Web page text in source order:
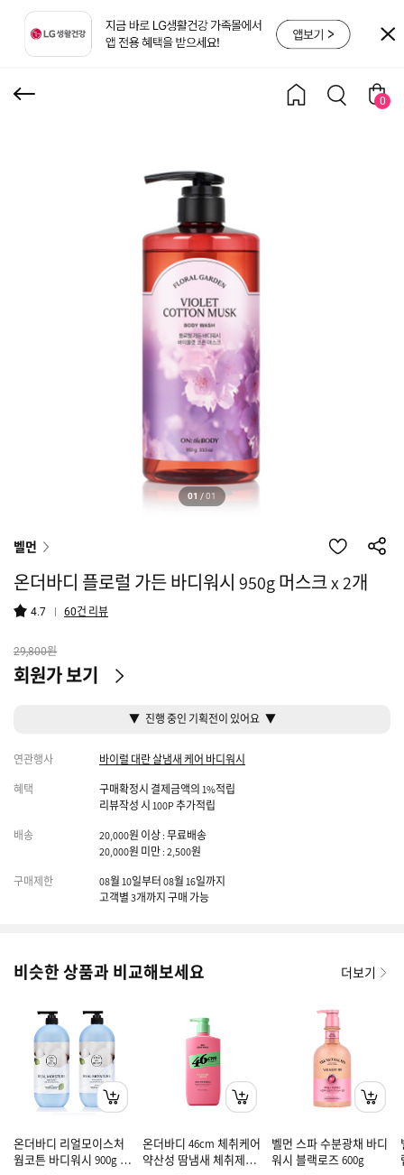
0
디워시 950g 머스크 x 2
01 /01
벨먼
온더바디 플로럴 가든 바디워시 950g 머스크 x 2개
4.7 60건 리뷰
29,800원
회원가 보기
▼ 진행 중인 기획전이 있어요 ▼
연관행사 바이럴 대란 살냄새 케어 바디워시
혜택
구매확정시 결제금액의 1%적립
리뷰작성 시 100P 추가적립
배송
20,000원 이상 : 무료배송
20,000원 미만 : 2,500원
구매제한
08월 10일부터 08월 16일까지
고객별 3개까지 구매 가능
비슷한 상품과 비교해보세요 더보기
온더바디 리얼모이스처
웜코튼 바디워시 900g X 2
온더바디 46cm 체취케어
약산성 땀냄새 체취제거
벨먼 스파 수분광채 바디
워시 블랙로즈 600g